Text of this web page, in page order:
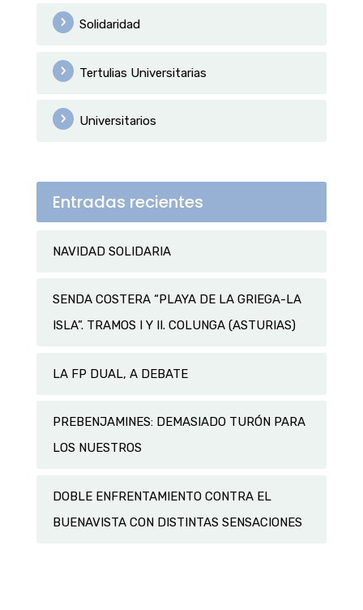
Solidaridad
Tertulias Universitarias
Universitarios
Entradas recientes
NAVIDAD SOLIDARIA
SENDA COSTERA “PLAYA DE LA GRIEGA-LA
ISLA”. TRAMOS I Y II. COLUNGA (ASTURIAS)
LA FP DUAL, A DEBATE
PREBENJAMINES: DEMASIADO TURÓN PARA
LOS NUESTROS
DOBLE ENFRENTAMIENTO CONTRA EL
BUENAVISTA CON DISTINTAS SENSACIONES